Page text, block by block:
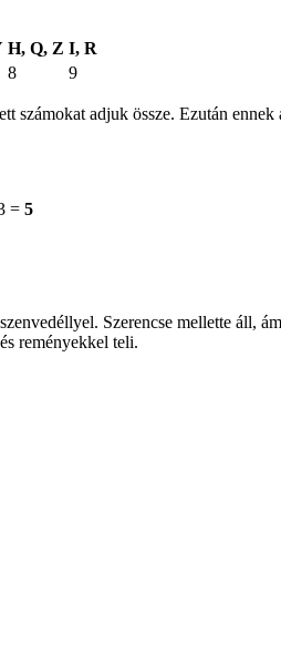
H, Q, Z I, R
8 9
számokat adjuk össze. Ezután
= 5
Szerencse mellette
reményekkel teli.